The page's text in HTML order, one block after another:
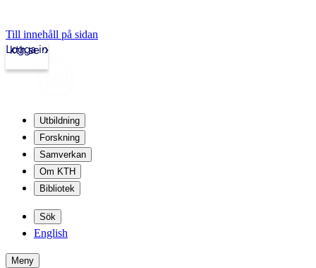
Till innehåll på sidan
kth.se
Logga in
Utbildning
Forskning
Samverkan
Om KTH
Bibliotek
Sök
English
Meny